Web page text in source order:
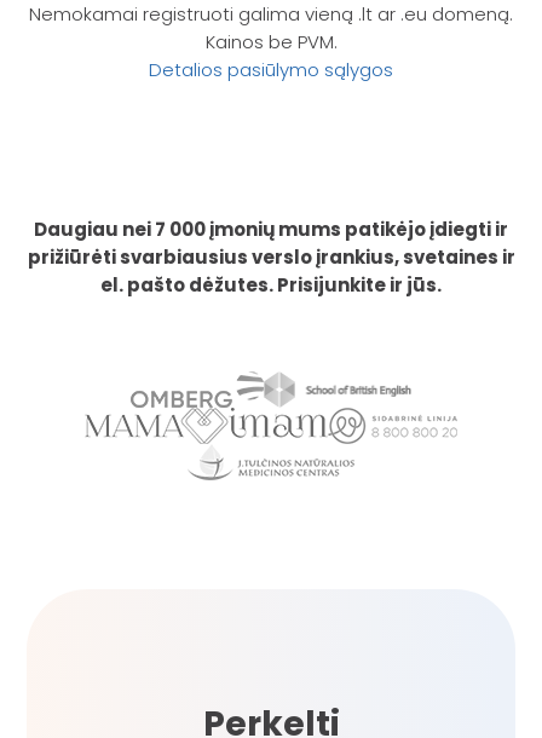
Nemokamai registruoti galima vieną .lt ar .eu domeną.
Kainos be PVM.
Detalios pasiūlymo sąlygos
Daugiau nei 7 000 įmonių mums patikėjo įdiegti ir
prižiūrėti svarbiausius verslo įrankius, svetaines ir
el. pašto dėžutes. Prisijunkite ir jūs.
Perkelti